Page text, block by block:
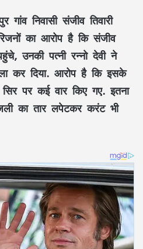
निवासी संजीव तिवारी
का आरोप है कि संजीव
उनकी पत्नी रन्नो देवी ने
कर दिया. आरोप है कि इसके
पर कई वार किए गए. इतना
का तार लपेटकर करंट भी